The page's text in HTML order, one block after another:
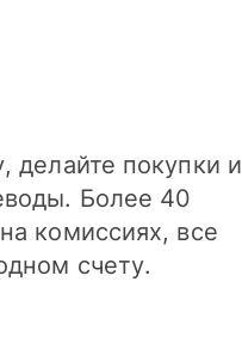
делайте покупки и
Более 40
комиссиях, все
счету.